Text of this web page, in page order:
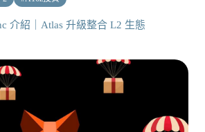
介紹｜Atlas 升級整合 L2 生態